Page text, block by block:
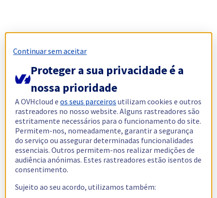
Continuar sem aceitar
Proteger a sua privacidade é a
nossa prioridade
A OVHcloud eos seus parceiros utilizam cookies e outros
rastreadores no nosso website. Alguns rastreadores são
estritamente necessários para o funcionamento do site.
Permitem-nos, nomeadamente, garantir a segurança
do serviço ou assegurar determinadas funcionalidades
essenciais. Outros permitem-nos realizar medições de
audiência anónimas. Estes rastreadores estão isentos de
consentimento.
Sujeito ao seu acordo, utilizamos também: